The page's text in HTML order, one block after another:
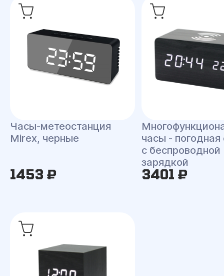
Часы-метеостанция
Mirex, черные
1453 ₽
часы - погодная
с беспроводной
зарядкой
3401 ₽